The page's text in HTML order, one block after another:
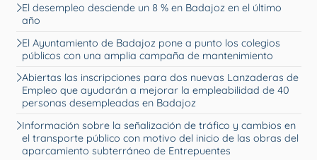
El desempleo desciende un 8 % en Badajoz en el último
año
El Ayuntamiento de Badajoz pone a punto los colegios
públicos con una amplia campaña de mantenimiento
Abiertas las inscripciones para dos nuevas Lanzaderas de
Empleo que ayudarán a mejorar la empleabilidad de 40
personas desempleadas en Badajoz
Información sobre la señalización de tráfico y cambios en
el transporte público con motivo del inicio de las obras del
aparcamiento subterráneo de Entrepuentes